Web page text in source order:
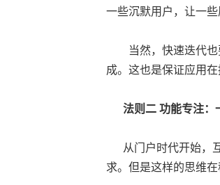
一些沉默用户，让一
当然，快速迭代也
成。这也是保证应用
法则二功能专注：
从门户时代开始，
求。但是这样的思维